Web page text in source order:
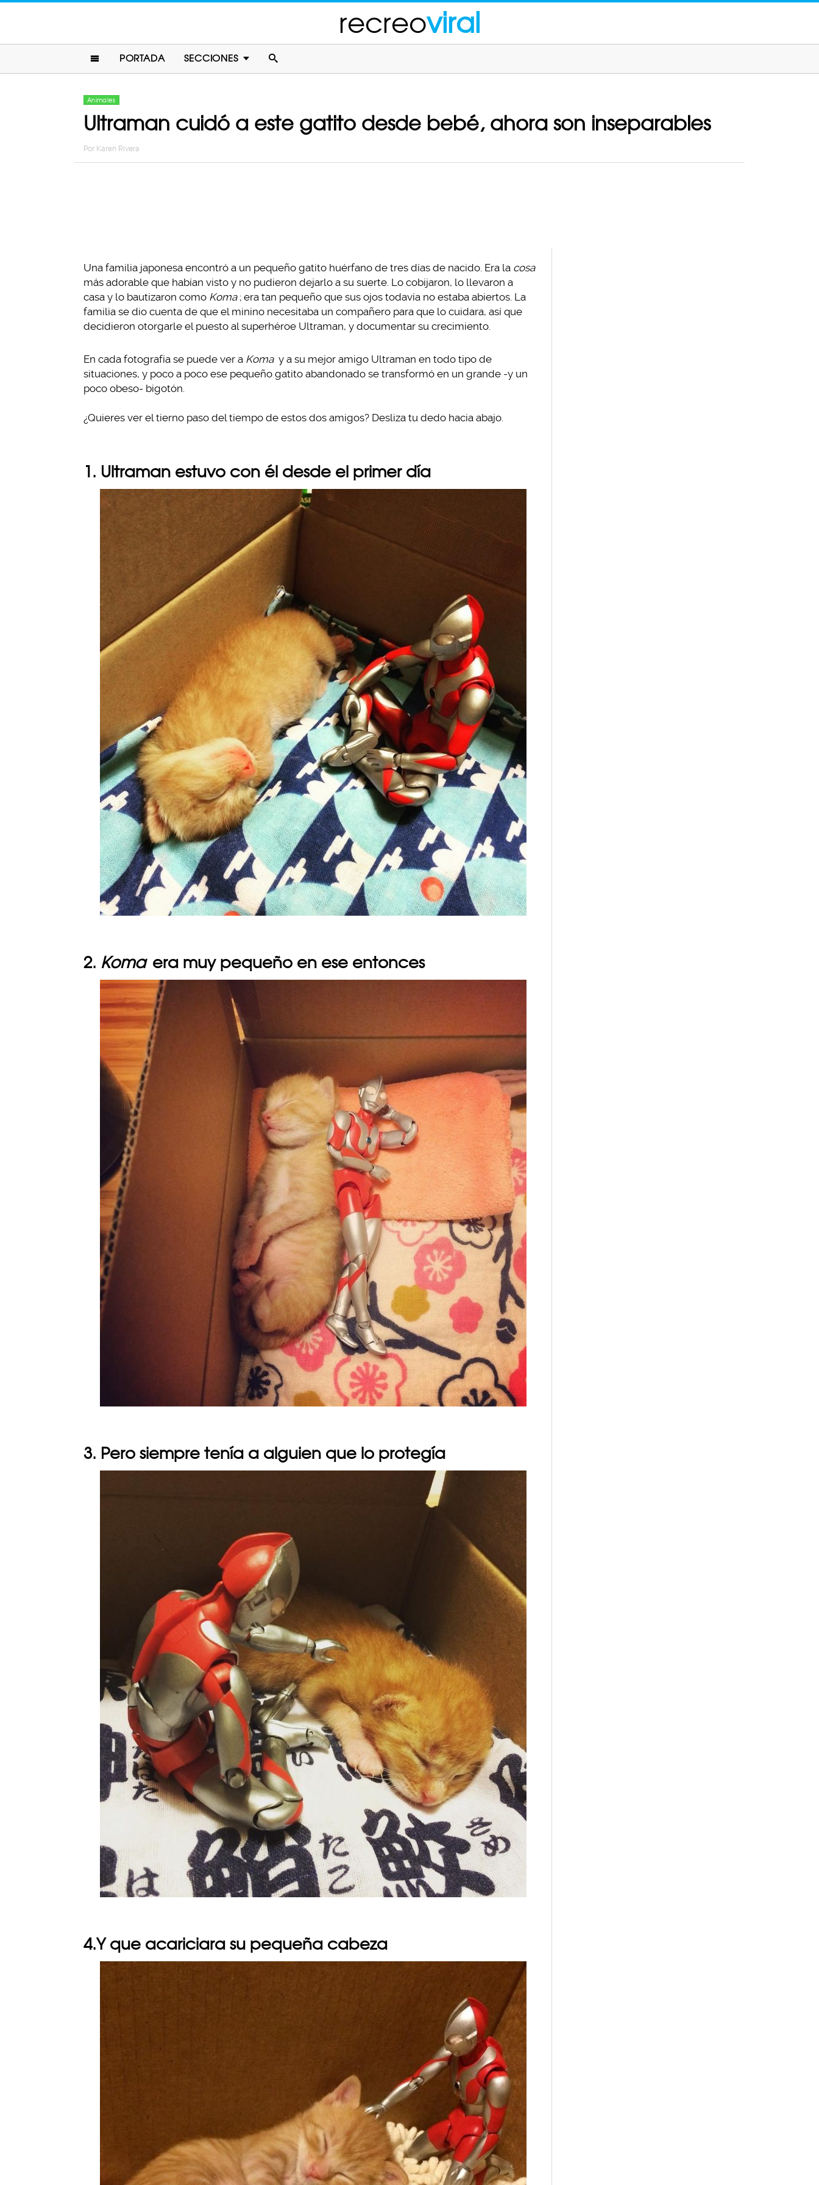
recreoviral
PORTADA SECCIONES
Animales
Ultraman cuidó a este gatito desde bebé, ahora son inseparables
Por Karen Rivera
Una familia japonesa encontró a un pequeño gatito huérfano de tres días de nacido. Era la cosa
más adorable que habían visto y no pudieron dejarlo a su suerte. Lo cobijaron, lo llevaron a
casa y lo bautizaron como Koma ; era tan pequeño que sus ojos todavía no estaba abiertos. La
familia se dio cuenta de que el minino necesitaba un compañero para que lo cuidara, así que
decidieron otorgarle el puesto al superhéroe Ultraman, y documentar su crecimiento.
En cada fotografía se puede ver a Koma y a su mejor amigo Ultraman en todo tipo de
situaciones, y poco a poco ese pequeño gatito abandonado se transformó en un grande -y un
poco obeso- bigotón.
¿Quieres ver el tierno paso del tiempo de estos dos amigos? Desliza tu dedo hacia abajo.
1. Ultraman estuvo con él desde el primer día
2. Koma era muy pequeño en ese entonces
3. Pero siempre tenía a alguien que lo protegía
4.Y que acariciara su pequeña cabeza